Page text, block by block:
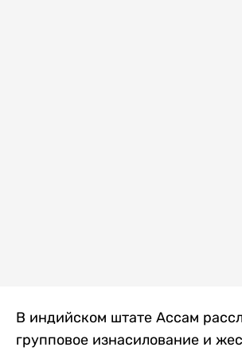
В индийском штате Ассам
групповое изнасилование и